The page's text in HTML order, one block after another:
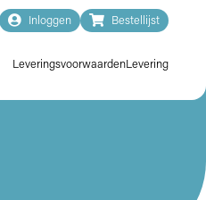
Inloggen Bestellijst
LeveringsvoorwaardenLevering